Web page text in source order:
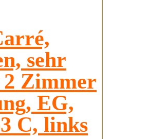
sehr
2 Zimmer
EG,
C, links